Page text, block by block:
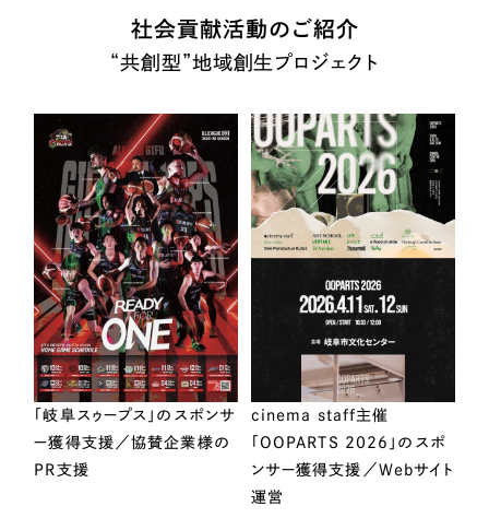
社会貢献活動のご紹介
“共創型”地域創生プロジェクト
「岐阜スゥープス」のスポンサ
ー獲得支援／協賛企業様の
PR支援
cinema staff主催
「OOPARTS 2026」のスポ
ンサー獲得支援／Webサイト
運営